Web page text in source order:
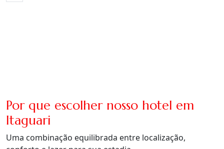
Por que escolher nosso hotel em
Itaguari
Uma combinação equilibrada entre localização,